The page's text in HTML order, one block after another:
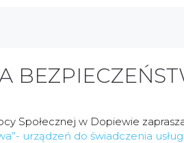
Społecznej w Dopiewie
urządzeń do świadczenia